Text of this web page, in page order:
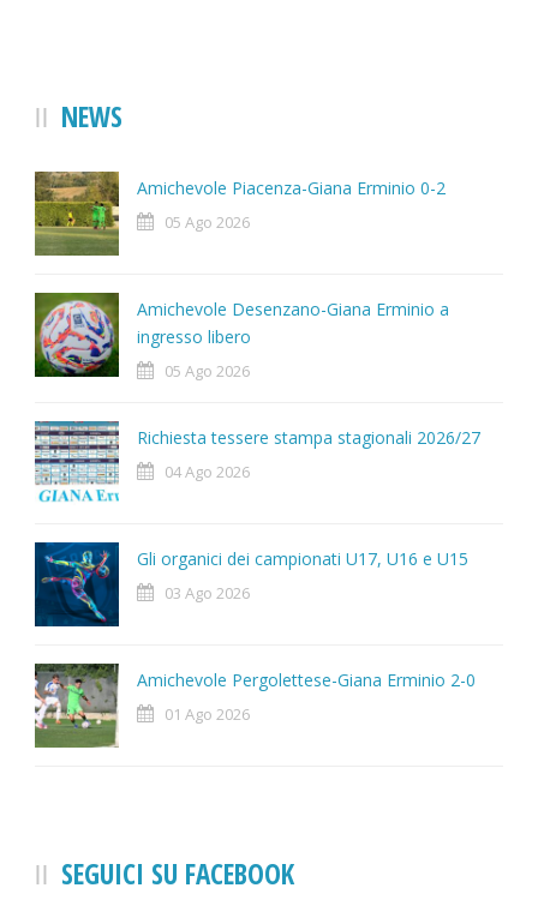
NEWS
Amichevole Piacenza-Giana Erminio 0-2
05 Ago 2026
Amichevole Desenzano-Giana Erminio a
ingresso libero
05 Ago 2026
Richiesta tessere stampa stagionali 2026/27
04 Ago 2026
Gli organici dei campionati U17, U16 e U15
03 Ago 2026
Amichevole Pergolettese-Giana Erminio 2-0
01 Ago 2026
SEGUICI SU FACEBOOK